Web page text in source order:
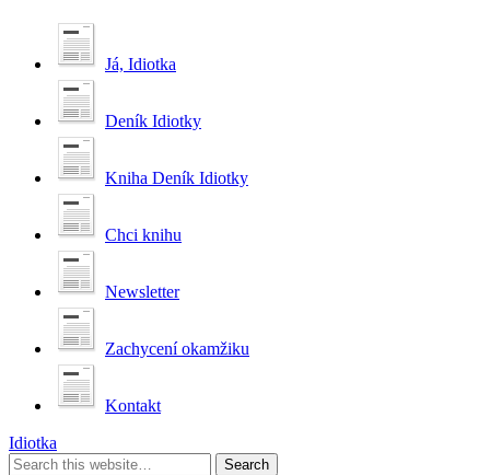
Já, Idiotka
Deník Idiotky
Kniha Deník Idiotky
Chci knihu
Newsletter
Zachycení okamžiku
Kontakt
Idiotka